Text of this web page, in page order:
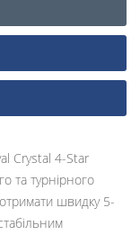
Crystal 4-Star
та турнірного
швидку 5-